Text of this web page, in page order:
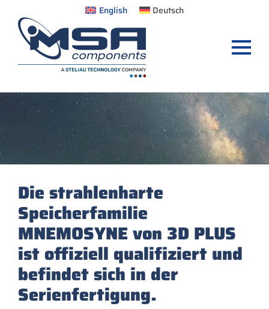
English Deutsch
Die strahlenharte
Speicherfamilie
MNEMOSYNE von 3D PLUS
ist offiziell qualifiziert und
befindet sich in der
Serienfertigung.